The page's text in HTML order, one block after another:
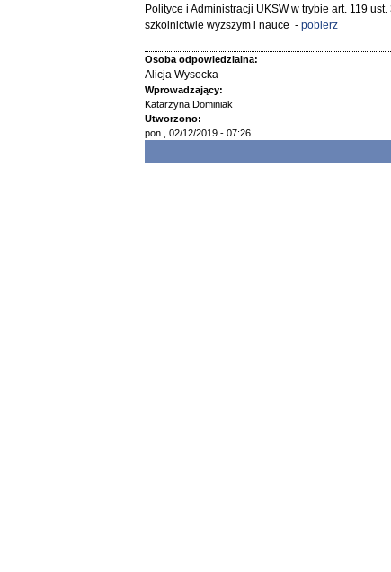
Polityce i Administracji UKSW w trybie art. 119
szkolnictwie wyzszym i nauce - pobierz
Osoba odpowiedzialna:
Alicja Wysocka
Wprowadzający:
Katarzyna Dominiak
Utworzono:
pon., 02/12/2019 - 07:26